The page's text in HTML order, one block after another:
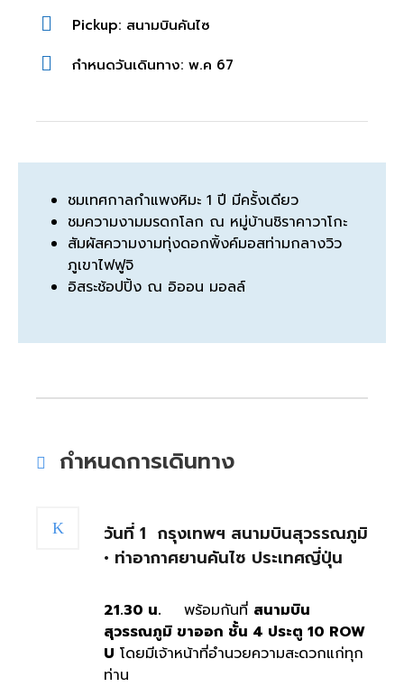
Pickup: สนามบินคันไซ
กำหนดวันเดินทาง: พ.ค 67
ชมเทศกาลกำแพงหิมะ 1 ปี มีครั้งเดียว
ชมความงามมรดกโลก ณ หมู่บ้านชิราคาวาโกะ
สัมผัสความงามทุ่งดอกพิ้งค์มอสท่ามกลางวิว
ภูเขาไฟฟูจิ
อิสระช้อปปิ้ง ณ อิออน มอลล์
กำหนดการเดินทาง
วันที่ 1 กรุงเทพฯ สนามบินสุวรรณภูมิ
• ท่าอากาศยานคันไซ ประเทศญี่ปุ่น
21.30 น. พร้อมกันที่ สนามบิน
สุวรรณภูมิ ขาออก ชั้น 4 ประตู 10 ROW
U โดยมีเจ้าหน้าที่อำนวยความสะดวกแก่ทุก
ท่าน